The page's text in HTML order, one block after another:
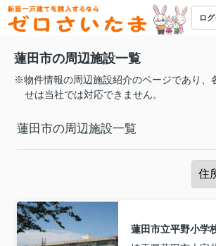
ロ
蓮田市の周辺施設一覧
※物件情報の周辺施設紹介のページであり、
せは当社では対応できません。
蓮田市の周辺施設一覧
蓮田市立平野小学